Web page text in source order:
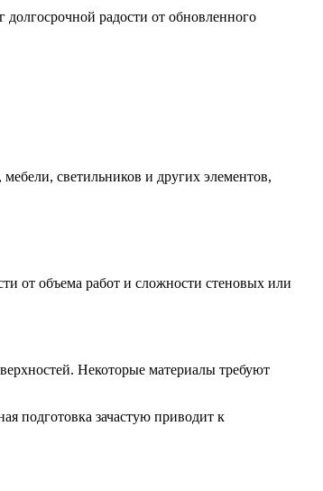
долгосрочной радости от обновленного
светильников и других элементов,
от объема работ и сложности стеновых или
Некоторые материалы требуют
подготовка зачастую приводит к